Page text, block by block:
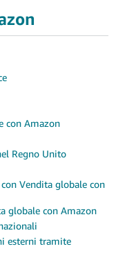
con Amazon
Regno Unito
Vendita globale con
globale con Amazon
esterni tramite